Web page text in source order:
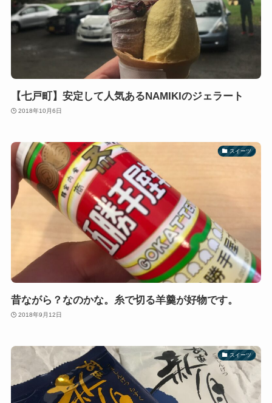
【七戸町】安定して人気あるNAMIKIのジェラート
2018年10月6日
スイーツ
昔ながら？なのかな。糸で切る羊羹が好物です。
2018年9月12日
スイーツ